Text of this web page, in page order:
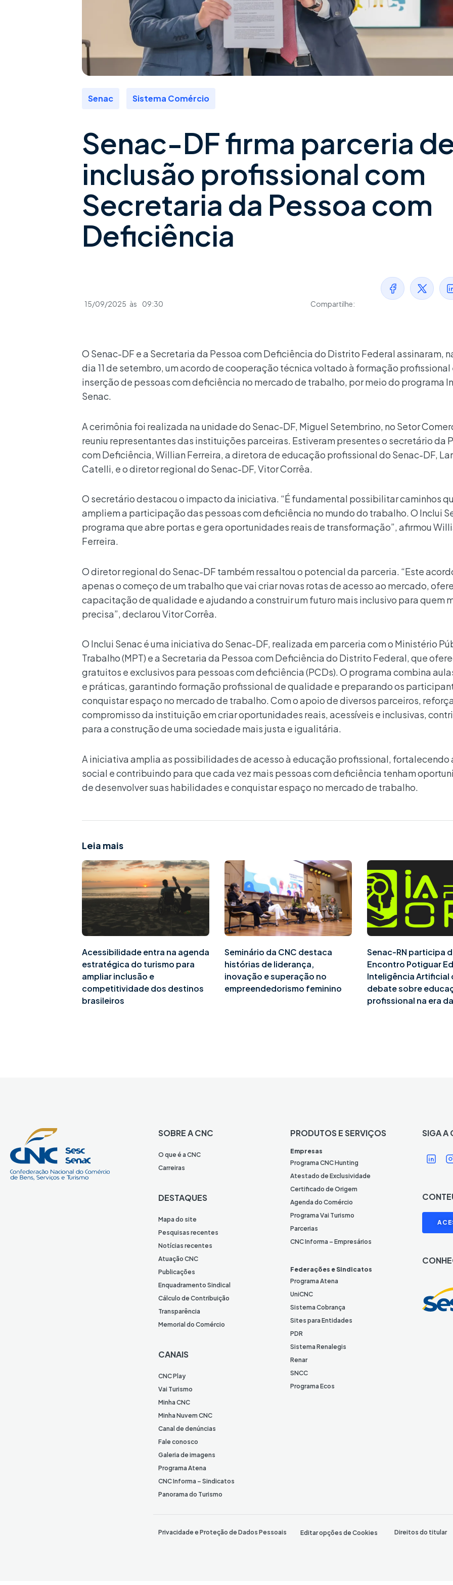
Senac Sistema Comércio
Senac-DF firma parceria
inclusão profissional com
Secretaria da Pessoa com
Deficiência
15/09/2025 às 09:30 Compartilhe:
O Senac-DF e a Secretaria da Pessoa com Deficiência do Distrito Federal assinaram,
dia 11 de setembro, um acordo de cooperação técnica voltado à formação profissional
inserção de pessoas com deficiência no mercado de trabalho, por meio do programa
Senac.
A cerimônia foi realizada na unidade do Senac-DF, Miguel Setembrino, no Setor
reuniu representantes das instituições parceiras. Estiveram presentes o secretário da
com Deficiência, Willian Ferreira, a diretora de educação profissional do Senac-DF,
Catelli, e o diretor regional do Senac-DF, Vitor Corrêa.
O secretário destacou o impacto da iniciativa. “É fundamental possibilitar caminhos
ampliem a participação das pessoas com deficiência no mundo do trabalho. O Inclui
programa que abre portas e gera oportunidades reais de transformação”, afirmou
Ferreira.
O diretor regional do Senac-DF também ressaltou o potencial da parceria. “Este
apenas o começo de um trabalho que vai criar novas rotas de acesso ao mercado,
capacitação de qualidade e ajudando a construir um futuro mais inclusivo para quem
precisa”, declarou Vitor Corrêa.
O Inclui Senac é uma iniciativa do Senac-DF, realizada em parceria com o Ministério
Trabalho (MPT) e a Secretaria da Pessoa com Deficiência do Distrito Federal, que
gratuitos e exclusivos para pessoas com deficiência (PCDs). O programa combina
e práticas, garantindo formação profissional de qualidade e preparando os
conquistar espaço no mercado de trabalho. Com o apoio de diversos parceiros,
compromisso da instituição em criar oportunidades reais, acessíveis e inclusivas,
para a construção de uma sociedade mais justa e igualitária.
A iniciativa amplia as possibilidades de acesso à educação profissional, fortalecendo
social e contribuindo para que cada vez mais pessoas com deficiência tenham
de desenvolver suas habilidades e conquistar espaço no mercado de trabalho.
Leia mais
Acessibilidade entra na agenda
estratégica do turismo para
ampliar inclusão e
competitividade dos destinos
brasileiros
Seminário da CNC destaca
histórias de liderança,
inovação e superação no
empreendedorismo feminino
Senac-RN participa
Encontro Potiguar
Inteligência Artificial
debate sobre
profissional na era
SOBRE A CNC
O que é a CNC
Carreiras
DESTAQUES
Mapa do site
Pesquisas recentes
Notícias recentes
Atuação CNC
Publicações
Enquadramento Sindical
Cálculo de Contribuição
Transparência
Memorial do Comércio
CANAIS
CNC Play
Vai Turismo
Minha CNC
Minha Nuvem CNC
Canal de denúncias
Fale conosco
Galeria de imagens
Programa Atena
CNC Informa – Sindicatos
Panorama do Turismo
PRODUTOS E SERVIÇOS
Empresas
Programa CNC Hunting
Atestado de Exclusividade
Certificado de Origem
Agenda do Comércio
Programa Vai Turismo
Parcerias
CNC Informa – Empresários
Federações e Sindicatos
Programa Atena
UniCNC
Sistema Cobrança
Sites para Entidades
PDR
Sistema Renalegis
Renar
SNCC
Programa Ecos
SIGA A
Í
c
n
e
L
i
k
e
I
n
Í
I
Privacidade e Proteção de Dados Pessoais Editar opções de Cookies Direitos do titular